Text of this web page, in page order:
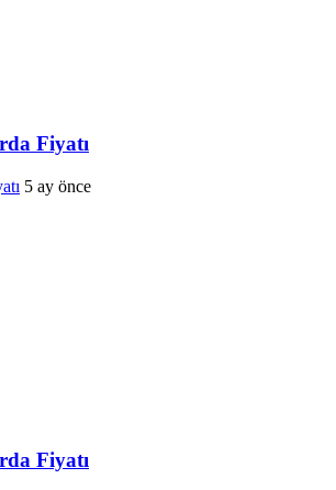
Fiyatı
5 ay önce
Fiyatı